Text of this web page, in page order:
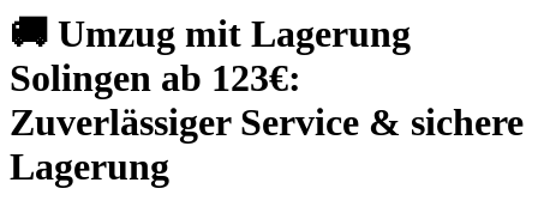
🚚 Umzug mit Lagerung
Solingen ab 123€:
Zuverlässiger Service & sichere
Lagerung